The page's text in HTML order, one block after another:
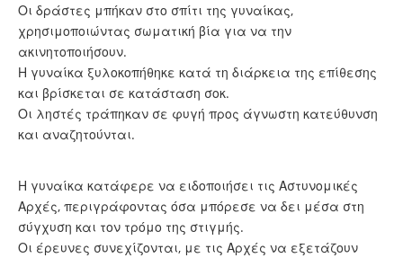
Οι δράστες μπήκαν στο σπίτι της γυναίκας,
χρησιμοποιώντας σωματική βία για να την
ακινητοποιήσουν.
Η γυναίκα ξυλοκοπήθηκε κατά τη διάρκεια της επίθεσης
και βρίσκεται σε κατάσταση σοκ.
Οι ληστές τράπηκαν σε φυγή προς άγνωστη κατεύθυνση
και αναζητούνται.
Η γυναίκα κατάφερε να ειδοποιήσει τις Αστυνομικές
Αρχές, περιγράφοντας όσα μπόρεσε να δει μέσα στη
σύγχυση και τον τρόμο της στιγμής.
Οι έρευνες συνεχίζονται, με τις Αρχές να εξετάζουν